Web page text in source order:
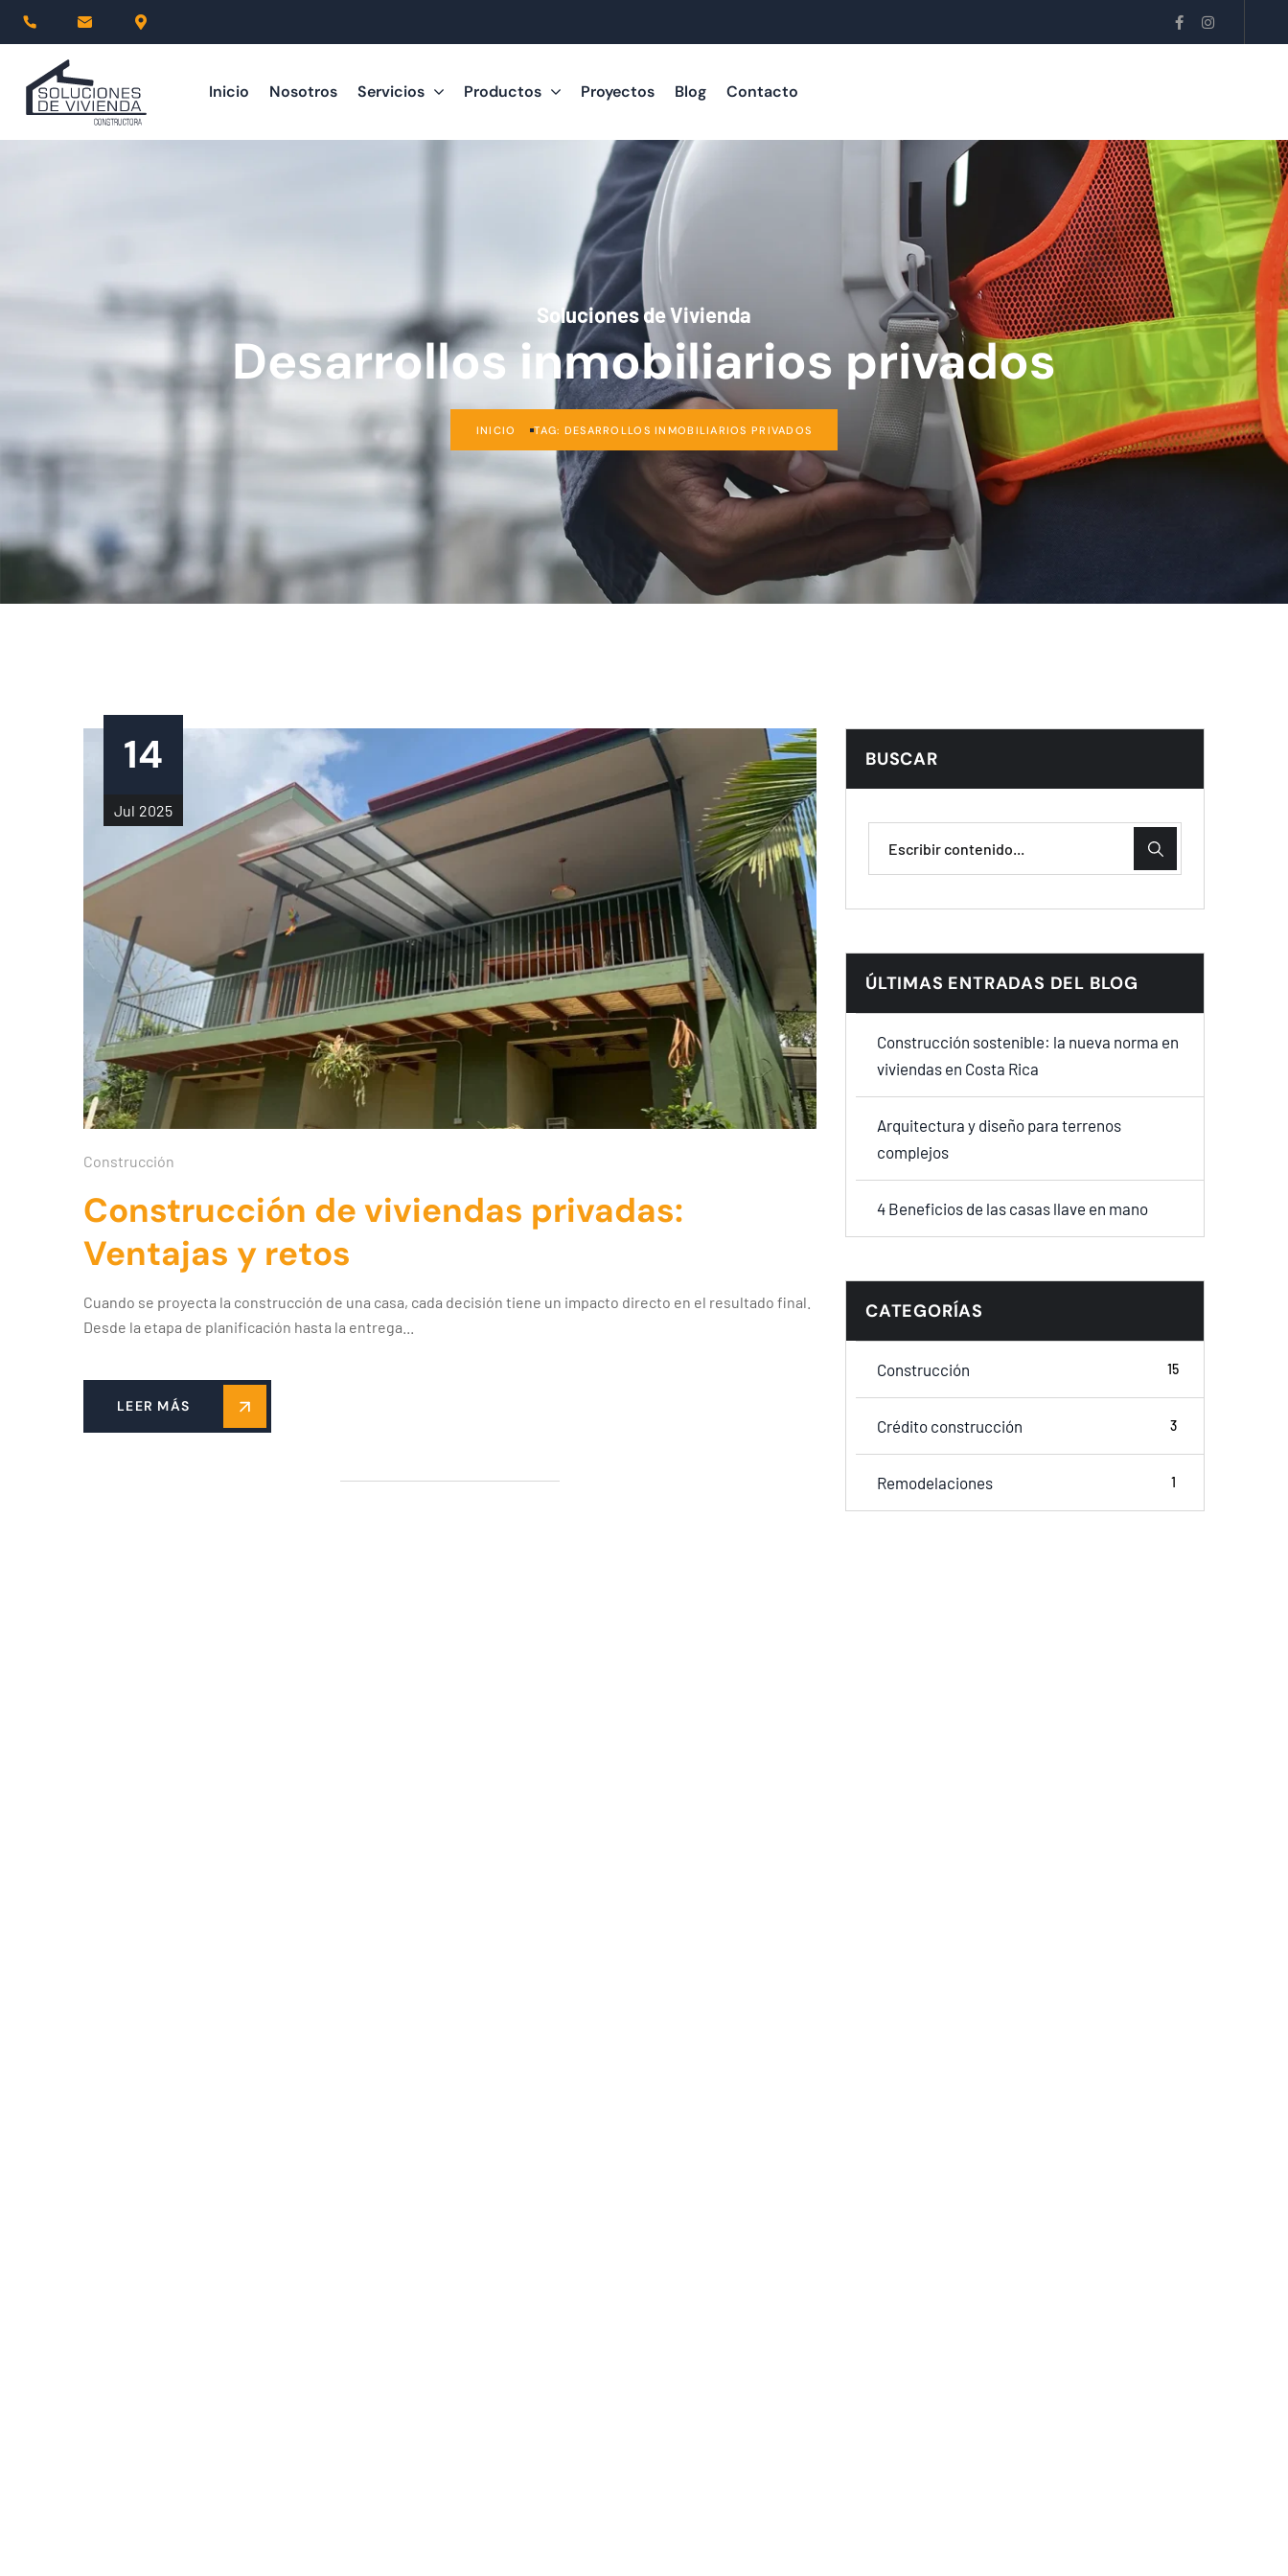
Inicio Nosotros Servicios Productos Proyectos Blog Contacto
Soluciones de Vivienda
Desarrollos inmobiliarios privados
INICIO TAG: DESARROLLOS INMOBILIARIOS PRIVADOS
14
Jul 2025
Construcción
Construcción de viviendas privadas:
Ventajas y retos
Cuando se proyecta la construcción de una casa, cada decisión tiene un impacto directo en el resultado final.
Desde la etapa de planificación hasta la entrega...
LEER MÁS
BUSCAR
ÚLTIMAS ENTRADAS DEL BLOG
Construcción sostenible: la nueva norma en
viviendas en Costa Rica
Arquitectura y diseño para terrenos
complejos
4 Beneficios de las casas llave en mano
CATEGORÍAS
Construcción 15
Crédito construcción 3
Remodelaciones 1